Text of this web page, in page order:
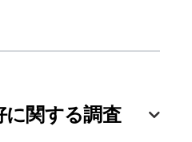
トを測定するためにア
ザーや購読者にEメー
に関する調査